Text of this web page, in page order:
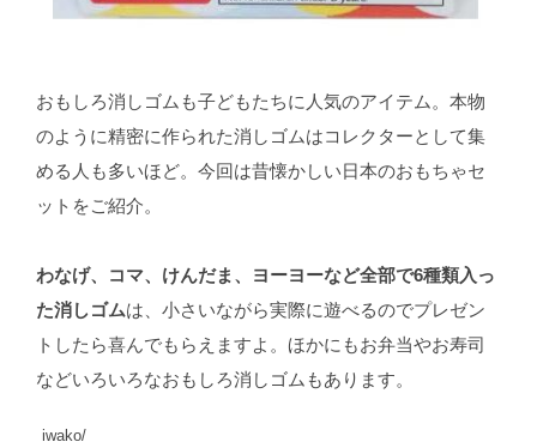
おもしろ消しゴムも子どもたちに人気のアイテム。本物
のように精密に作られた消しゴムはコレクターとして集
める人も多いほど。今回は昔懐かしい日本のおもちゃセ
ットをご紹介。
わなげ、コマ、けんだま、ヨーヨーなど全部で6種類入っ
た消しゴムは、小さいながら実際に遊べるのでプレゼン
トしたら喜んでもらえますよ。ほかにもお弁当やお寿司
などいろいろなおもしろ消しゴムもあります。
iwako/